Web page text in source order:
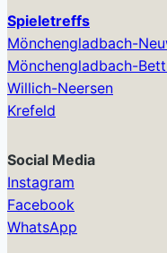
Spieletreffs
Mönchengladbach-
Mönchengladbach-
Willich-Neersen
Krefeld
Social Media
Instagram
Facebook
WhatsApp